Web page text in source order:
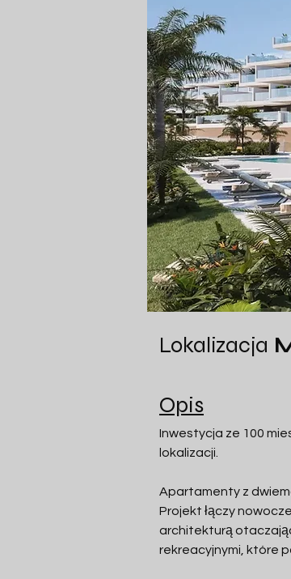
Lokalizacja
Opis
Inwestycja ze 100
lokalizacji.
Apartamenty z
Projekt łączy
architekturą
rekreacyjnymi, które